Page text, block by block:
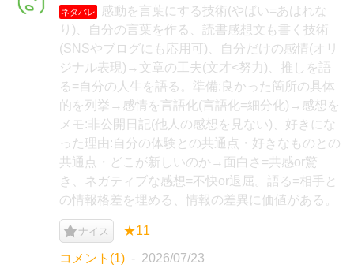
ネタバレ
感動を言葉にする技術(やばい=あはれな
り)、自分の言葉を作る、読書感想文も書く技術
(SNSやブログにも応用可)、自分だけの感情(オリ
ジナル表現)→文章の工夫(文才<努力)、推しを語
る=自分の人生を語る。準備:良かった箇所の具体
的を列挙→感情を言語化(言語化=細分化)→感想を
メモ:非公開日記(他人の感想を見ない)、好きにな
った理由:自分の体験との共通点・好きなものとの
共通点・どこが新しいのか→面白さ=共感or驚
き、ネガティブな感想=不快or退屈。語る=相手と
の情報格差を埋める、情報の差異に価値がある。
ナイス ★11
コメント(1) 2026/07/23